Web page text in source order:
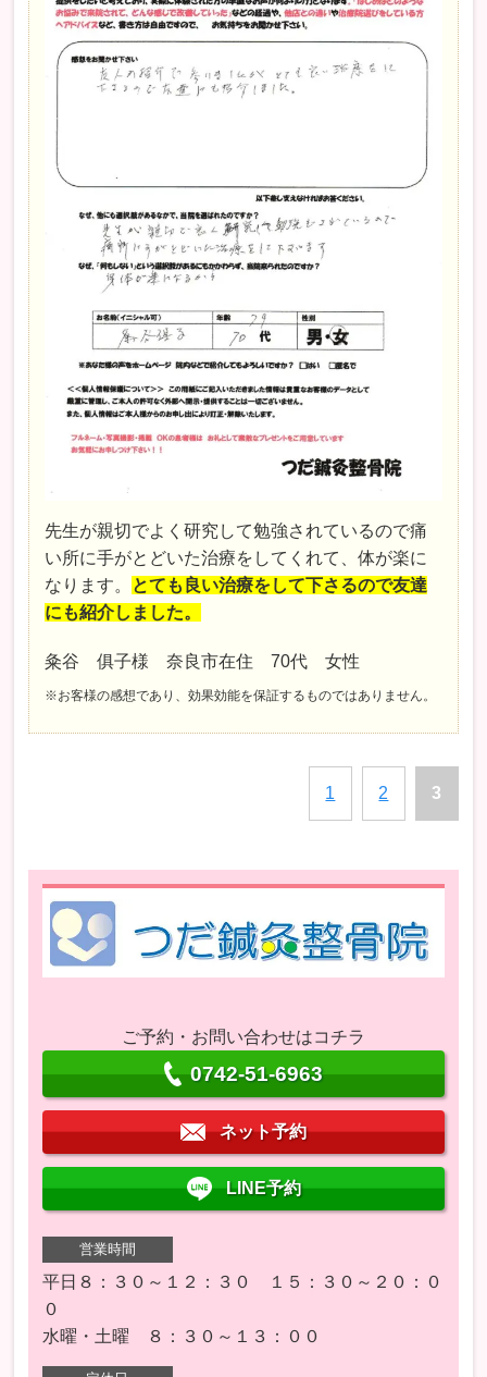
先生が親切でよく研究して勉強されているので痛
い所に手がとどいた治療をしてくれて、体が楽に
なります。
とても良い治療をして下さるので友達
にも紹介しました。
粂谷 俱子様 奈良市在住 70代 女性
※お客様の感想であり、効果効能を保証するものではありません。
1 2 3
ご予約・お問い合わせはコチラ
0742-51-6963
ネット予約
LINE予約
営業時間
平日８：３０～１２：３０ １５：３０～２０：０
０
水曜・土曜 ８：３０～１３：００